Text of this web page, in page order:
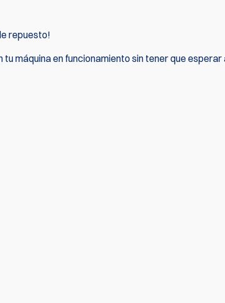
repuesto!
máquina en funcionamiento sin tener que esperar